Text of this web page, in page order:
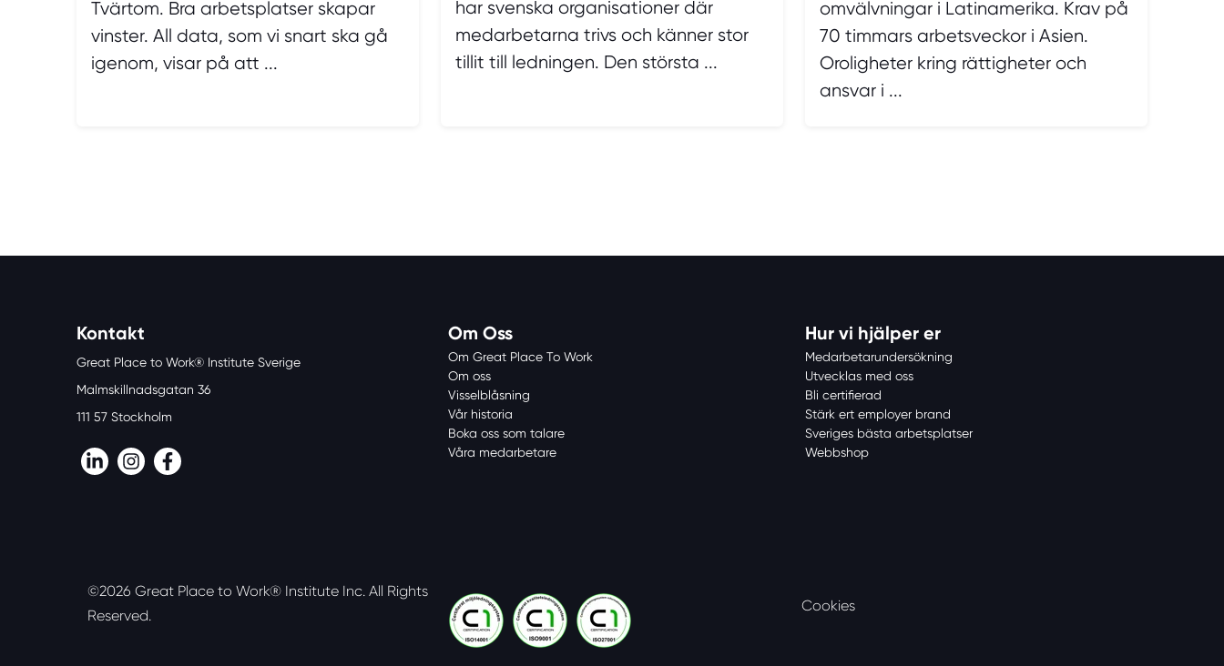
Tvärtom. Bra arbetsplatser skapar
vinster. All data, som vi snart ska gå
igenom, visar på att ...
har svenska organisationer där
medarbetarna trivs och känner stor
tillit till ledningen. Den största ...
omvälvningar i Latinamerika. Krav på
70 timmars arbetsveckor i Asien.
Oroligheter kring rättigheter och
ansvar i ...
Kontakt
Great Place to Work® Institute Sverige
Malmskillnadsgatan 36
111 57 Stockholm
LinkedInInstagramFacebook
Om Oss
Om Great Place To Work
Om oss
Visselblåsning
Vår historia
Boka oss som talare
Våra medarbetare
Hur vi hjälper er
Medarbetarundersökning
Utvecklas med oss
Bli certifierad
Stärk ert employer brand
Sveriges bästa arbetsplatser
Webbshop
©2026 Great Place to Work® Institute Inc. All Rights
Reserved.
Cookies